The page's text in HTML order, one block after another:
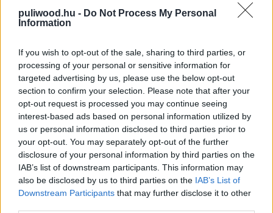
puliwood.hu - Do Not Process My Personal
Information
If you wish to opt-out of the sale, sharing to third parties, or
processing of your personal or sensitive information for
targeted advertising by us, please use the below opt-out
section to confirm your selection. Please note that after your
opt-out request is processed you may continue seeing
interest-based ads based on personal information utilized by
us or personal information disclosed to third parties prior to
your opt-out. You may separately opt-out of the further
disclosure of your personal information by third parties on the
IAB’s list of downstream participants. This information may
also be disclosed by us to third parties on the IAB’s List of
Downstream Participants that may further disclose it to other
Az ígéreteknek megfelelően megérkezett a Tom Holland
Homecoming első előzetese
(sőt mi több! Egy
nemzetközi is.), amely után kisebb mértékben fel is
robbant az internet. Most kivesézzük, hogy milyen
apróságokra is érdemes figyelni a sokadik újranézés
után.